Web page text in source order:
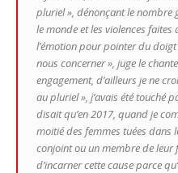
pluriel », dénonçant le
le monde et les violences
l’émotion pour pointer du
nous concerner », juge le
engagement, d’ailleurs je ne
au pluriel », j’avais été touché
disait qu’en 2017, quand je
moitié des femmes tuées dans
conjoint ou un membre de leur
d’incarner cette cause parce